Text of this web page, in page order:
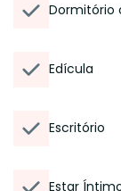
Dormitório
Edícula
Escritório
Estar